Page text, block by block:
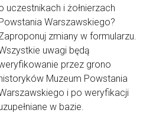
uczestnikach i żołnierzach
Warszawskiego?
zmiany w formularzu.
uwagi będą
przez grono
Muzeum Powstania
i po weryfikacji
w bazie.